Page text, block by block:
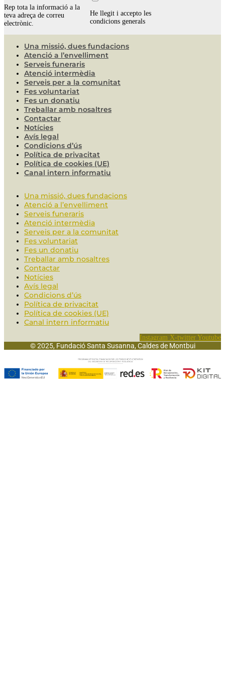
Rep tota la informació a la
teva adreça de correu
electrònic.
He llegit i accepto les
condicions generals
Una missió, dues fundacions
Atenció a l’envelliment
Serveis funeraris
Atenció intermèdia
Serveis per a la comunitat
Fes voluntariat
Fes un donatiu
Treballar amb nosaltres
Contactar
Notícies
Avís legal
Condicions d’ús
Política de privacitat
Política de cookies (UE)
Canal intern informatiu
Una missió, dues fundacions
Atenció a l’envelliment
Serveis funeraris
Atenció intermèdia
Serveis per a la comunitat
Fes voluntariat
Fes un donatiu
Treballar amb nosaltres
Contactar
Notícies
Avís legal
Condicions d’ús
Política de privacitat
Política de cookies (UE)
Canal intern informatiu
Instagram X-twitter Youtube
© 2025, Fundació Santa Susanna, Caldes de Montbui